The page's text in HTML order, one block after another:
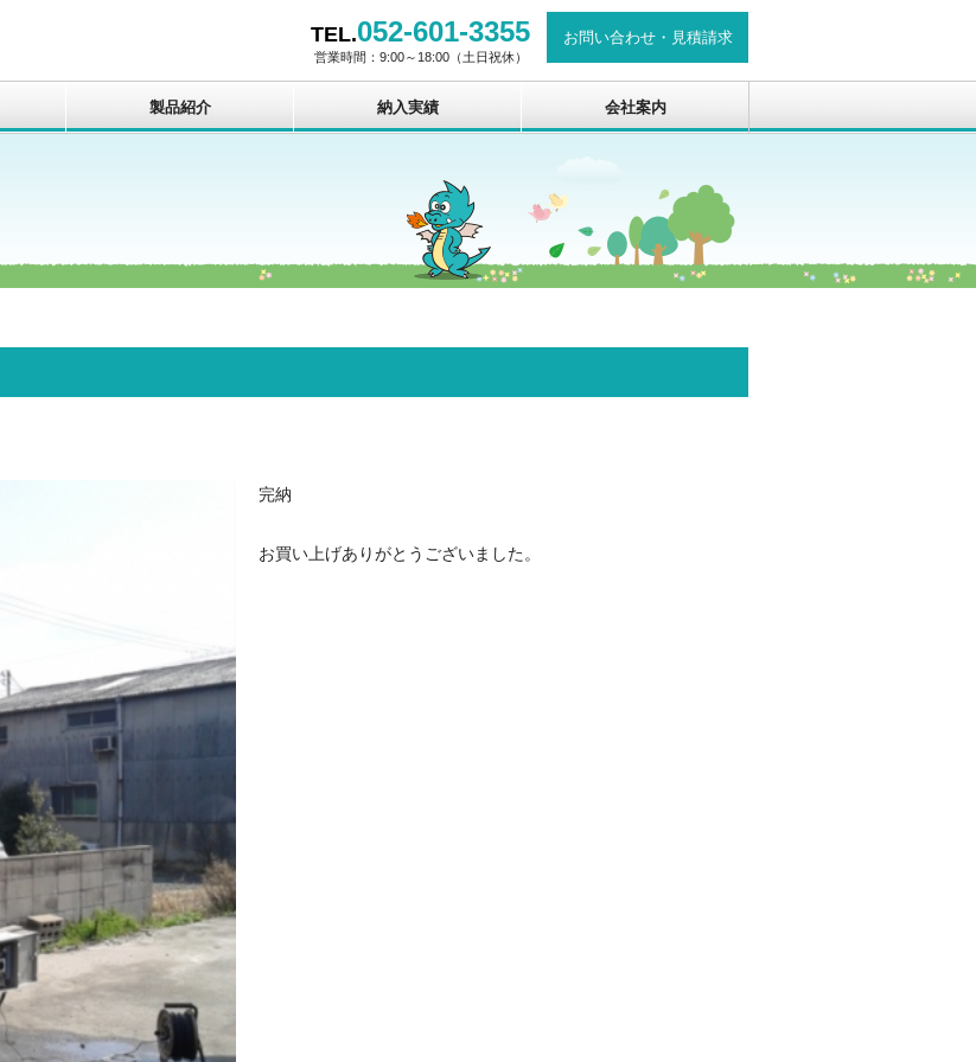
TEL.052-601-3355
営業時間：9:00～18:00（土日祝休）
お問い合わせ・ 見積請求
製品紹介 納入実績 会社案内
完納
お買い上げありがとうございました。